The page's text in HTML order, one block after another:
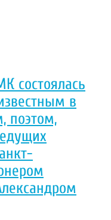
состоялась
в
поэтом,